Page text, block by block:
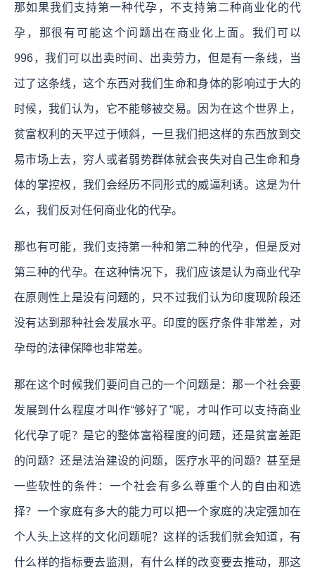
那如果我们支持第一种代孕，不支持第二种商业化的代
孕，那很有可能这个问题出在商业化上面。我们可以
996，我们可以出卖时间、出卖劳力，但是有一条线，当
过了这条线，这个东西对我们生命和身体的影响过于大的
时候，我们认为，它不能够被交易。 因为在这个世界上，
贫富权利的天平过于倾斜，一旦我们把这样的东西放到交
易市场上去，穷人或者弱势群体就会丧失对自己生命和身
体的掌控权，我们会经历不同形式的威逼利诱。 这是为什
么，我们反对任何商业化的代孕。
那也有可能，我们支持第一种和第二种的代孕，但是反对
第三种的代孕。在这种情况下，我们应该是认为商业代孕
在原则性上是没有问题的，只不过我们认为印度现阶段还
没有达到那种社会发展水平。印度的医疗条件非常差，对
孕母的法律保障也非常差。
那在这个时候我们要问自己的一个问题是：那一个社会要
发展到什么程度才叫作“够好了”呢，才叫作可以支持商业
化代孕了呢？是它的整体富裕程度的问题，还是贫富差距
的问题？还是法治建设的问题，医疗水平的问题？甚至是
一些软性的条件：一个社会有多么尊重个人的自由和选
择？一个家庭有多大的能力可以把一个家庭的决定强加在
个人头上这样的文化问题呢？这样的话我们就会知道，有
什么样的指标要去监测，有什么样的改变要去推动，那这